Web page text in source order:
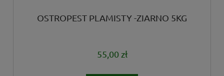
OSTROPEST PLAMISTY -ZIARNO 5KG
55,00 zł